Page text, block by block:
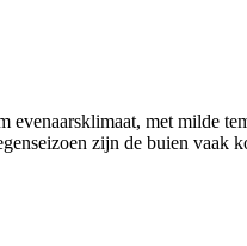
evenaarsklimaat, met milde
zijn de buien